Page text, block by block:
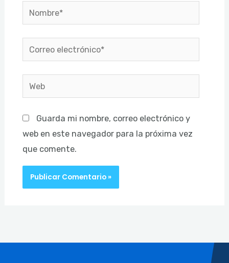
Nombre*
Correo
electrónico*
Web
Guarda mi nombre, correo electrónico y
web en este navegador para la próxima vez
que comente.